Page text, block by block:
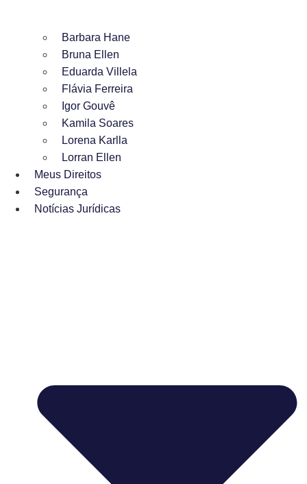
Barbara Hane
Bruna Ellen
Eduarda Villela
Flávia Ferreira
Igor Gouvê
Kamila Soares
Lorena Karlla
Lorran Ellen
Meus Direitos
Segurança
Notícias Jurídicas